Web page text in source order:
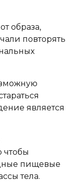
образа,
повторять
является
чтобы
пищевые
тела.